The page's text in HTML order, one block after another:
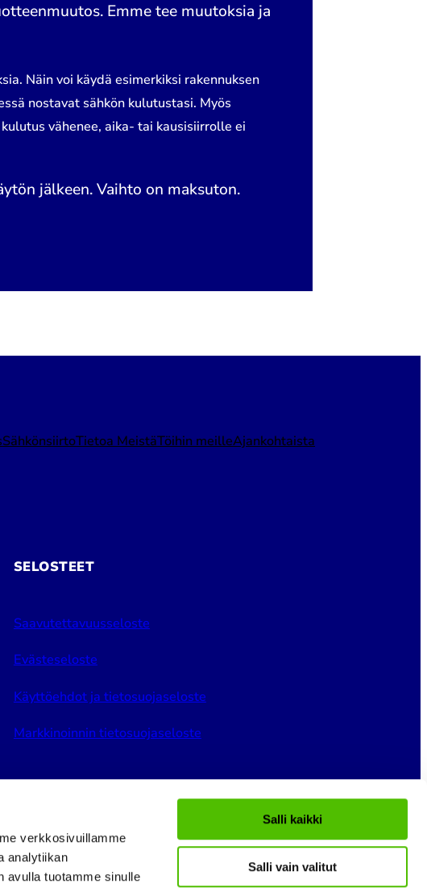
verkkosivuillamme
analytiikan
avulla tuotamme sinulle
Salli kaikki
Salli vain valitut
Emme tee muutoksia ja
Näin voi käydä esimerkiksi rakennuksen
nostavat sähkön kulutustasi. Myös
vähenee, aika- tai kausisiirrolle ei
jälkeen. Vaihto on maksuton.
SähkönsiirtoTietoa MeistäTöihin meilleAjankohtaista
SELOSTEET
Saavutettavuusseloste
Evästeseloste
Käyttöehdot ja tietosuojaseloste
Markkinoinnin tietosuojaseloste